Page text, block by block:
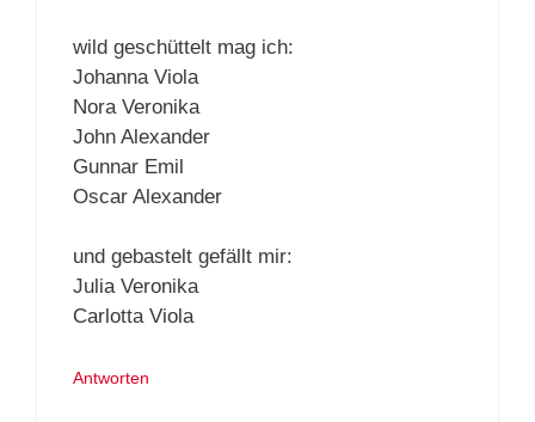
wild geschüttelt mag ich:
Johanna Viola
Nora Veronika
John Alexander
Gunnar Emil
Oscar Alexander
und gebastelt gefällt mir:
Julia Veronika
Carlotta Viola
Antworten